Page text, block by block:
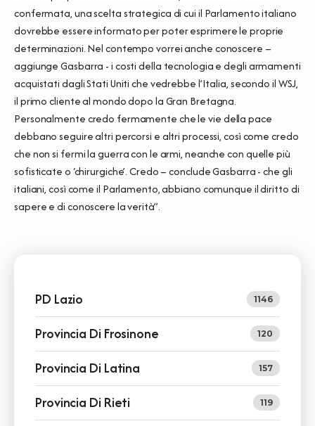
confermata, una scelta strategica di cui il Parlamento italiano
dovrebbe essere informato per poter esprimere le proprie
determinazioni. Nel contempo vorrei anche conoscere –
aggiunge Gasbarra - i costi della tecnologia e degli armamenti
acquistati dagli Stati Uniti che vedrebbe l’Italia, secondo il WSJ,
il primo cliente al mondo dopo la Gran Bretagna.
Personalmente credo fermamente che le vie della pace
debbano seguire altri percorsi e altri processi, così come credo
che non si fermi la guerra con le armi, neanche con quelle più
sofisticate o ‘chirurgiche’. Credo – conclude Gasbarra - che gli
italiani, così come il Parlamento, abbiano comunque il diritto di
sapere e di conoscere la verità”.
PD Lazio 1146
Provincia Di Frosinone 120
Provincia Di Latina 157
Provincia Di Rieti 119